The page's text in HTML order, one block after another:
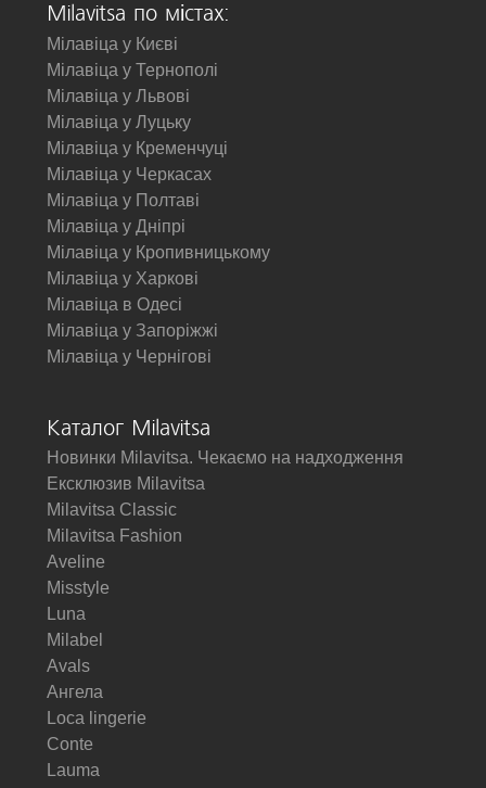
Milavitsa по містах:
Мілавіца у Києві
Мілавіца у Тернополі
Мілавіца у Львові
Мілавіца у Луцьку
Мілавіца у Кременчуці
Мілавіца у Черкасах
Мілавіца у Полтаві
Мілавіца у Дніпрі
Мілавіца у Кропивницькому
Мілавіца у Харкові
Мілавіца в Одесі
Мілавіца у Запоріжжі
Мілавіца у Чернігові
Каталог Milavitsa
Новинки Milavitsa. Чекаємо на надходження
Ексклюзив Milavitsa
Milavitsa Classic
Milavitsa Fashion
Aveline
Misstyle
Luna
Milabel
Avals
Ангела
Loca lingerie
Conte
Lauma